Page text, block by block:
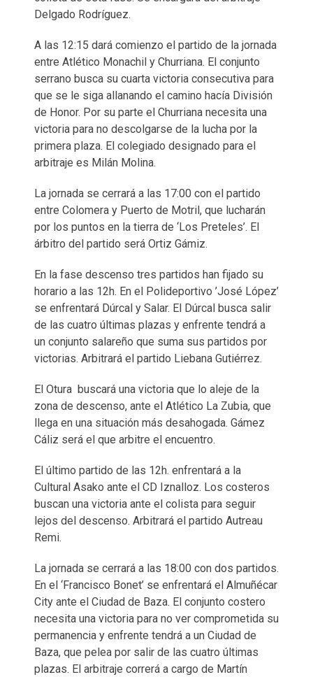
Delgado Rodríguez.
A las 12:15 dará comienzo el partido de la jornada
entre Atlético Monachil y Churriana. El conjunto
serrano busca su cuarta victoria consecutiva para
que se le siga allanando el camino hacía División
de Honor. Por su parte el Churriana necesita una
victoria para no descolgarse de la lucha por la
primera plaza. El colegiado designado para el
arbitraje es Milán Molina.
La jornada se cerrará a las 17:00 con el partido
entre Colomera y Puerto de Motril, que lucharán
por los puntos en la tierra de ‘Los Preteles’. El
árbitro del partido será Ortiz Gámiz.
En la fase descenso tres partidos han fijado su
horario a las 12h. En el Polideportivo ’José López’
se enfrentará Dúrcal y Salar. El Dúrcal busca salir
de las cuatro últimas plazas y enfrente tendrá a
un conjunto salareño que suma sus partidos por
victorias. Arbitrará el partido Liebana Gutiérrez.
El Otura buscará una victoria que lo aleje de la
zona de descenso, ante el Atlético La Zubia, que
llega en una situación más desahogada. Gámez
Cáliz será el que arbitre el encuentro.
El último partido de las 12h. enfrentará a la
Cultural Asako ante el CD Iznalloz. Los costeros
buscan una victoria ante el colista para seguir
lejos del descenso. Arbitrará el partido Autreau
Remi.
La jornada se cerrará a las 18:00 con dos partidos.
En el ‘Francisco Bonet’ se enfrentará el Almuñécar
City ante el Ciudad de Baza. El conjunto costero
necesita una victoria para no ver comprometida su
permanencia y enfrente tendrá a un Ciudad de
Baza, que pelea por salir de las cuatro últimas
plazas. El arbitraje correrá a cargo de Martín